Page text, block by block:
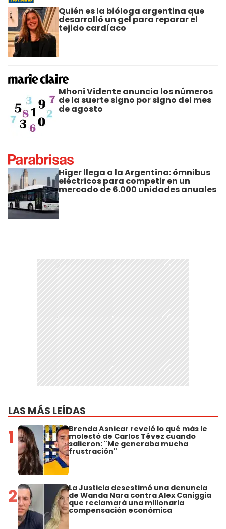
Quién es la bióloga argentina que
desarrolló un gel para reparar el
tejido cardíaco
Mhoni Vidente anuncia los números
de la suerte signo por signo del mes
de agosto
Higer llega a la Argentina: ómnibus
eléctricos para competir en un
mercado de 6.000 unidades anuales
LAS MÁS LEÍDAS
1 Brenda Asnicar reveló lo qué más le
molestó de Carlos Tévez cuando
salieron: "Me generaba mucha
frustración"
2 La Justicia desestimó una denuncia
de Wanda Nara contra Alex Caniggia
que reclamará una millonaria
compensación económica